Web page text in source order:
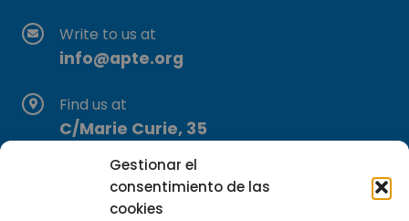
Gestionar el
consentimiento de las
cookies
Write to us at
info@apte.org
Find us at
C/Marie Curie, 35
29590 Campanillas, Málaga